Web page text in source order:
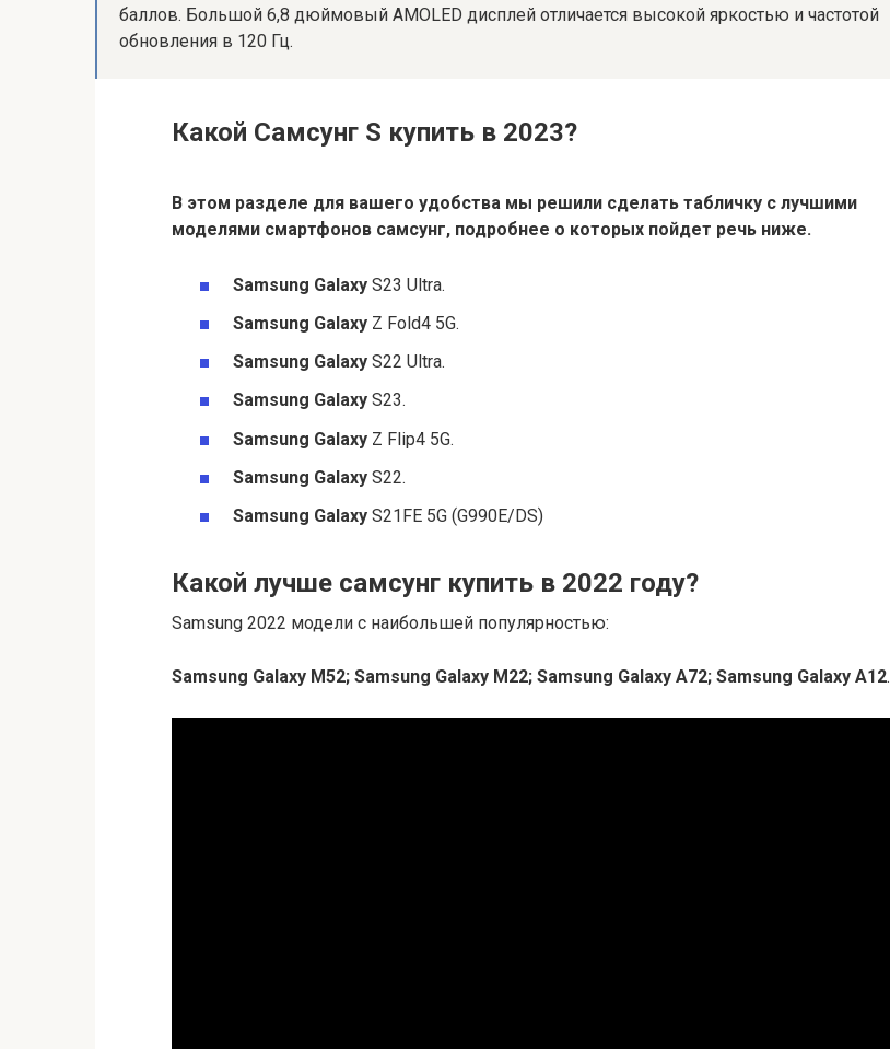
баллов. Большой 6,8 дюймовый AMOLED дисплей отличается высокой яркостью и частотой
обновления в 120 Гц.
Какой Самсунг S купить в 2023?
В этом разделе для вашего удобства мы решили сделать табличку с лучшими
моделями смартфонов самсунг, подробнее о которых пойдет речь ниже.
Samsung Galaxy S23 Ultra.
Samsung Galaxy Z Fold4 5G.
Samsung Galaxy S22 Ultra.
Samsung Galaxy S23.
Samsung Galaxy Z Flip4 5G.
Samsung Galaxy S22.
Samsung Galaxy S21FE 5G (G990E/DS)
Какой лучше самсунг купить в 2022 году?
Samsung 2022 модели с наибольшей популярностью:
Samsung Galaxy M52; Samsung Galaxy M22; Samsung Galaxy A72; Samsung Galaxy A12.